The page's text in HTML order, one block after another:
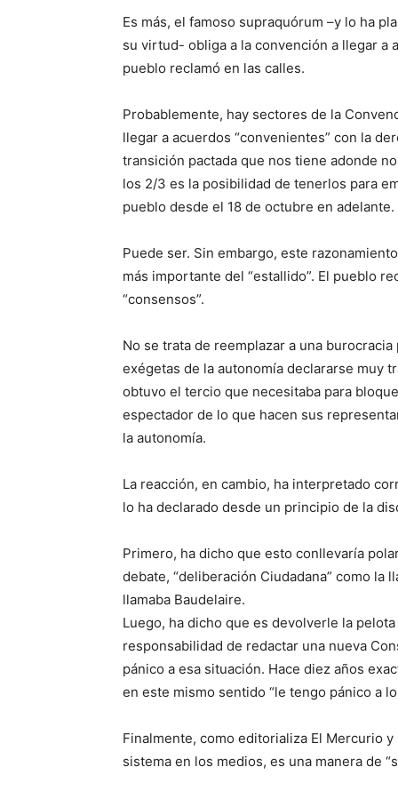
Es más, el famoso supraquórum –y lo ha
su virtud- obliga a la convención a llegar a
pueblo reclamó en las calles.
Probablemente, hay sectores de la
llegar a acuerdos “convenientes” con la
transición pactada que nos tiene adonde
los 2/3 es la posibilidad de tenerlos para
pueblo desde el 18 de octubre en adelante.
Puede ser. Sin embargo, este
más importante del “estallido”. El pueblo
“consensos”.
No se trata de reemplazar a una
exégetas de la autonomía declararse muy
obtuvo el tercio que necesitaba para
espectador de lo que hacen sus
la autonomía.
La reacción, en cambio, ha interpretado
lo ha declarado desde un principio de la
Primero, ha dicho que esto conllevaría
debate, “deliberación Ciudadana” como la
llamaba Baudelaire.
Luego, ha dicho que es devolverle la
responsabilidad de redactar una nueva
pánico a esa situación. Hace diez años
en este mismo sentido “le tengo pánico a
Finalmente, como editorializa El Mercurio
sistema en los medios, es una manera de